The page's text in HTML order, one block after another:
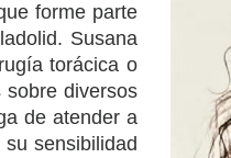
forme parte
Susana
torácica o
sobre diversos
de atender a
sensibilidad